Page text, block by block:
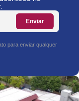
Enviar
para enviar qualquer